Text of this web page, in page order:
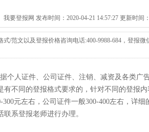
我要登报网 发布时间：2020-04-21 14:57:27 更新时间
/范文以及登报价格咨询电话:400-9988-684，登报微
个人证件、公司证件、注销、减资及各类广
有不同的登报格式要求的，针对不同的登报
元左右，公司证件一般300-400左右，详
系登报老师进行办理。